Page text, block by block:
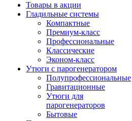
Товары в акции
Гладильные системы
Компактные
Премиум-класс
Профессиональные
Классические
Эконом-класс
Утюги с парогенератором
Полупрофессиональные
Гравитационные
Утюги для
парогенераторов
Бытовые